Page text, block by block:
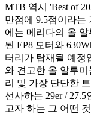
MTB 역시 'Best of
만점에 9.5점이라는
에는 메리다의 올
된 EP8 모터와
터리가 탑재될 예정
와 견고한 올 알루
리 및 가장 단단한
선사하는 29er /
고자 하는 그 어떤